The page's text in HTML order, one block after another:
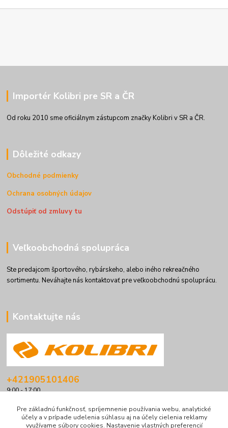
Importér Kolibri pre SR a ČR
Od roku 2010 sme oficiálnym zástupcom značky Kolibri v SR a ČR.
Dôležité odkazy
Obchodné podmienky
Ochrana osobných údajov
Odstúpiť od zmluvy tu
Veľkoobchodná spolupráca
Ste predajcom športového, rybárskeho, alebo iného rekreačného
sortimentu. Neváhajte nás kontaktovať pre veľkoobchodnú spoluprácu.
Kontaktujte nás
+421905101406
9:00 - 17:00
info@kolibriboats.sk
Pre základnú funkčnosť, spríjemnenie používania webu, analytické
účely a v prípade udelenia súhlasu aj na účely cielenia reklamy
využívame súbory cookies. Nastavenie vlastných preferencií